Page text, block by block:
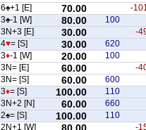
-
70.00
6♠+1 [E]
100
80.00
3♠-1 [W]
-
30.00
3N+3 [E]
620
30.00
4♥= [S]
100
20.00
3♦-1 [W]
-
60.00
3N= [E]
600
60.00
3N= [S]
110
100.00
3♦= [S]
660
60.00
3N+2 [N]
110
100.00
2♠= [S]
-
80.00
2N+1 [W]